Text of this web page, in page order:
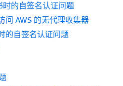
时的自签名认证问题
问 AWS 的无代理收集器
的自签名认证问题